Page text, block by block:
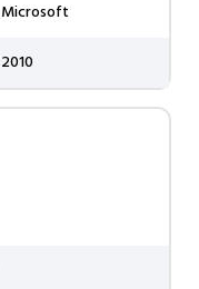
Microsoft
2010